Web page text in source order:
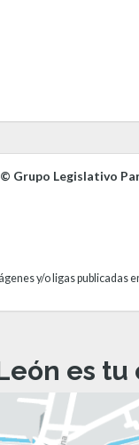
Grupo Legislativo
y/o ligas publicadas
es tu